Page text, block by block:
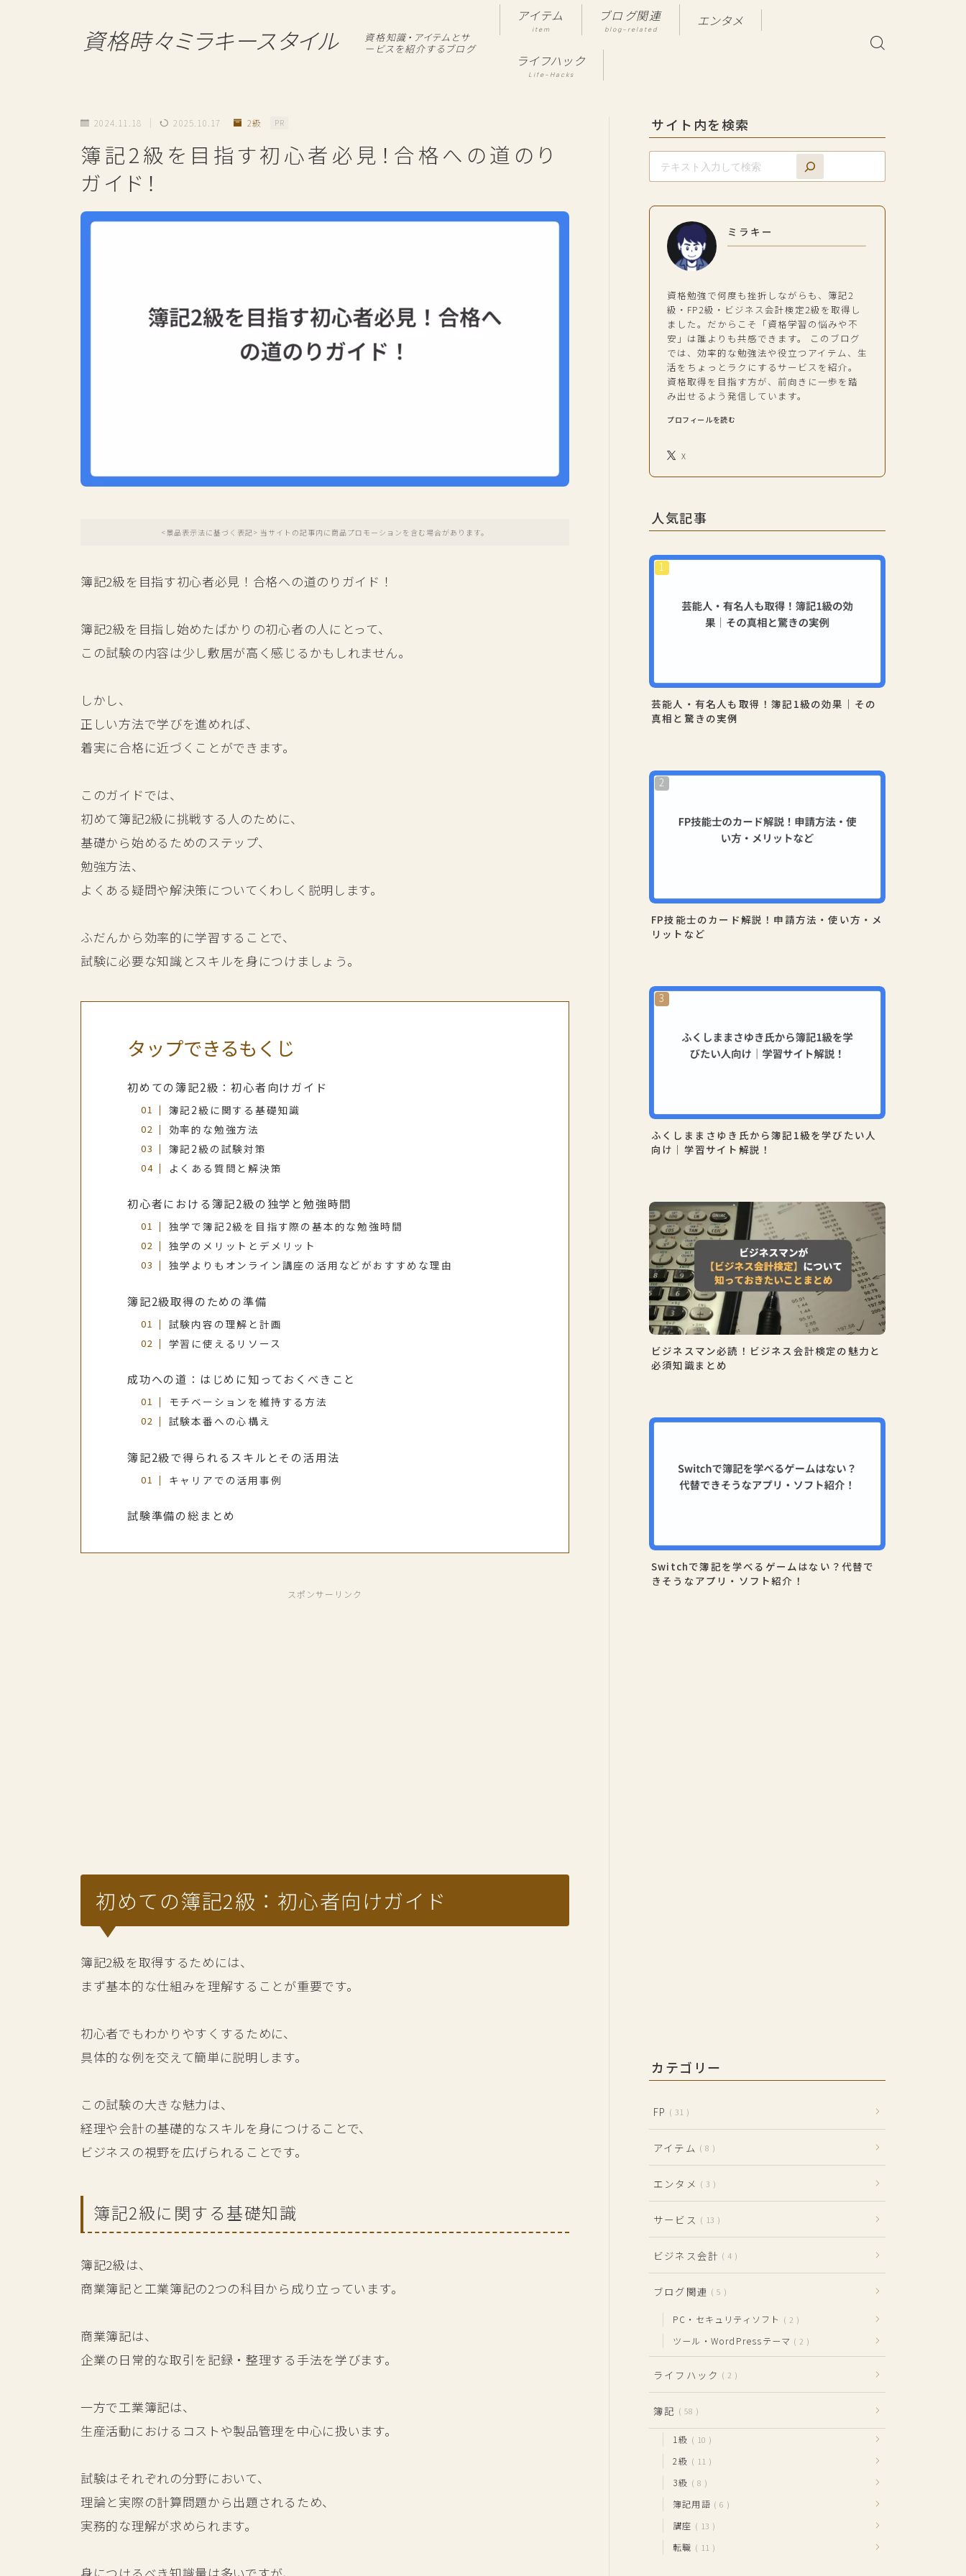
資格時々ミラキースタイル
資格知識・アイテムとサ
ービスを紹介するブログ
アイテム
item
ブログ関連
blog-related
エンタメ
ライフハック
Life-Hacks
2024.11.18 2025.10.17 2級 PR
簿記2級を目指す初心者必見！合格への道のり
ガイド！
<景品表示法に基づく表記> 当サイトの記事内に商品プロモーションを含む場合があります。
簿記2級を目指す初心者必見！合格への道のりガイド！
簿記2級を目指し始めたばかりの初心者の人にとって、
この試験の内容は少し敷居が高く感じるかもしれません。
しかし、
正しい方法で学びを進めれば、
着実に合格に近づくことができます。
このガイドでは、
初めて簿記2級に挑戦する人のために、
基礎から始めるためのステップ、
勉強方法、
よくある疑問や解決策についてくわしく説明します。
ふだんから効率的に学習することで、
試験に必要な知識とスキルを身につけましょう。
タップできるもくじ
初めての簿記2級：初心者向けガイド
簿記2級に関する基礎知識
効率的な勉強方法
簿記2級の試験対策
よくある質問と解決策
初心者における簿記2級の独学と勉強時間
独学で簿記2級を目指す際の基本的な勉強時間
独学のメリットとデメリット
独学よりもオンライン講座の活用などがおすすめな理由
簿記2級取得のための準備
試験内容の理解と計画
学習に使えるリソース
成功への道：はじめに知っておくべきこと
モチベーションを維持する方法
試験本番への心構え
簿記2級で得られるスキルとその活用法
キャリアでの活用事例
試験準備の総まとめ
スポンサーリンク
初めての簿記2級：初心者向けガイド
簿記2級を取得するためには、
まず基本的な仕組みを理解することが重要です。
初心者でもわかりやすくするために、
具体的な例を交えて簡単に説明します。
この試験の大きな魅力は、
経理や会計の基礎的なスキルを身につけることで、
ビジネスの視野を広げられることです。
簿記2級に関する基礎知識
簿記2級は、
商業簿記と工業簿記の2つの科目から成り立っています。
商業簿記は、
企業の日常的な取引を記録・整理する手法を学びます。
一方で工業簿記は、
生産活動におけるコストや製品管理を中心に扱います。
試験はそれぞれの分野において、
理論と実際の計算問題から出題されるため、
実務的な理解が求められます。
サイト内を検索
ミラキー
資格勉強で何度も挫折しながらも、簿記2
級・FP2級・ビジネス会計検定2級を取得し
ました。だからこそ「資格学習の悩みや不
安」は誰よりも共感できます。 このブログ
では、効率的な勉強法や役立つアイテム、生
活をちょっとラクにするサービスを紹介。
資格取得を目指す方が、前向きに一歩を踏
み出せるよう発信しています。
プロフィールを読む
X
人気記事
芸能人・有名人も取得！簿記1級の効果｜その
真相と驚きの実例
FP技能士のカード解説！申請方法・使い方・メ
リットなど
ふくしままさゆき氏から簿記1級を学びたい人
向け｜学習サイト解説！
ビジネスマン必読！ビジネス会計検定の魅力と
必須知識まとめ
Switchで簿記を学べるゲームはない？代替で
きそうなアプリ・ソフト紹介！
カテゴリー
FP 31
アイテム 8
エンタメ 3
サービス 13
ビジネス会計 4
ブログ関連 5
PC・セキュリティソフト 2
ツール・WordPressテーマ 2
ライフハック 2
簿記 58
1級 10
2級 11
3級 8
簿記用語 6
講座 13
転職 11